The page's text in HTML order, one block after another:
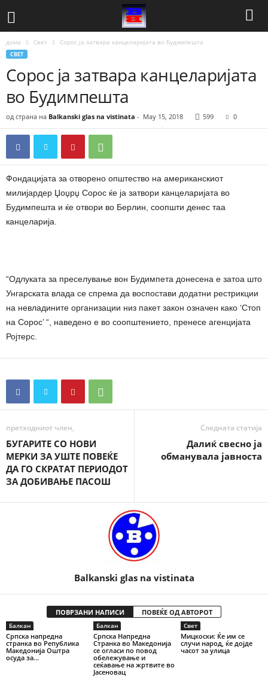
дома Свет Сорос ја затвара канцеларијата во Будимпешта
СВЕТ
Сорос ја затвара канцеларијата
во Будимпешта
од страна на Balkanski glas na vistinata - May 15, 2018 599 0
Фондацијата за отворено општество на американскиот
милијардер Џоџрџ Сорос ќе ја затвори канцеларијата во
Будимпешта и ќе отвори во Берлин, соопшти денес таа
канцеларија.
“Одлуката за преселување вон Будимпета донесена е затоа што
Унгарската влада се спрема да воспостави додатни рестрикции
на невладините организации низ пакет закон означен како ‘Стоп
на Сорос’ “, наведено е во соопштението, пренесе агенцијата
Ројтерс.
претходниот член,
БУГАРИТЕ СО НОВИ
МЕРКИ ЗА УШТЕ ПОВЕЌЕ
ДА ГО СКРАТАТ ПЕРИОДОТ
ЗА ДОБИВАЊЕ ПАСОШ
Следната статија
Далиќ свесно ја
обманувала јавноста
Balkanski glas na vistinata
ПОВРЗАНИ НАПИСИ ПОВЕЌЕ ОД АВТОРОТ
Балкан
Српска напредна
странка во Република
Македонија Оштра
осуда за...
Балкан
Српска Напредна
Странка во Македонија
се огласи по повод
обележување и
сеќавање на жртвите во
Јасеновац
Свет
Мицкоски: Ќе им се
случи народ, ќе дојде
часот за улица